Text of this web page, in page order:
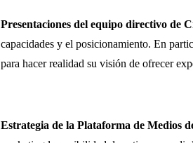
Presentaciones del equipo directivo de
capacidades y el posicionamiento. En
para hacer realidad su visión de ofrecer
Estrategia de la Plataforma de Medios